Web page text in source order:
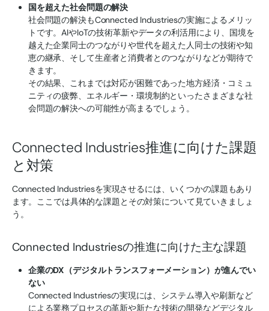
国を超えた社会問題の解決
社会問題の解決もConnected Industriesの実施によるメリッ
トです。AIやIoTの技術革新やデータの利活用により、国境を
越えた企業同士のつながりや世代を超えた人同士の技術や知
恵の継承、そして生産者と消費者とのつながりなどが期待で
きます。
その結果、これまでは対応が困難であった地方経済・コミュ
ニティの疲弊、エネルギー・環境制約といったさまざまな社
会問題の解決への可能性が高まるでしょう。
Connected Industries推進に向けた課題
と対策
Connected Industriesを実現させるには、いくつかの課題もあり
ます。ここでは具体的な課題とその対策について見ていきましょ
う。
Connected Industriesの推進に向けた主な課題
企業のDX（デジタルトランスフォーメーション）が進んでい
ない
Connected Industriesの実現には、システム導入や刷新など
による業務プロセスの革新や新たな技術の開発などデジタル